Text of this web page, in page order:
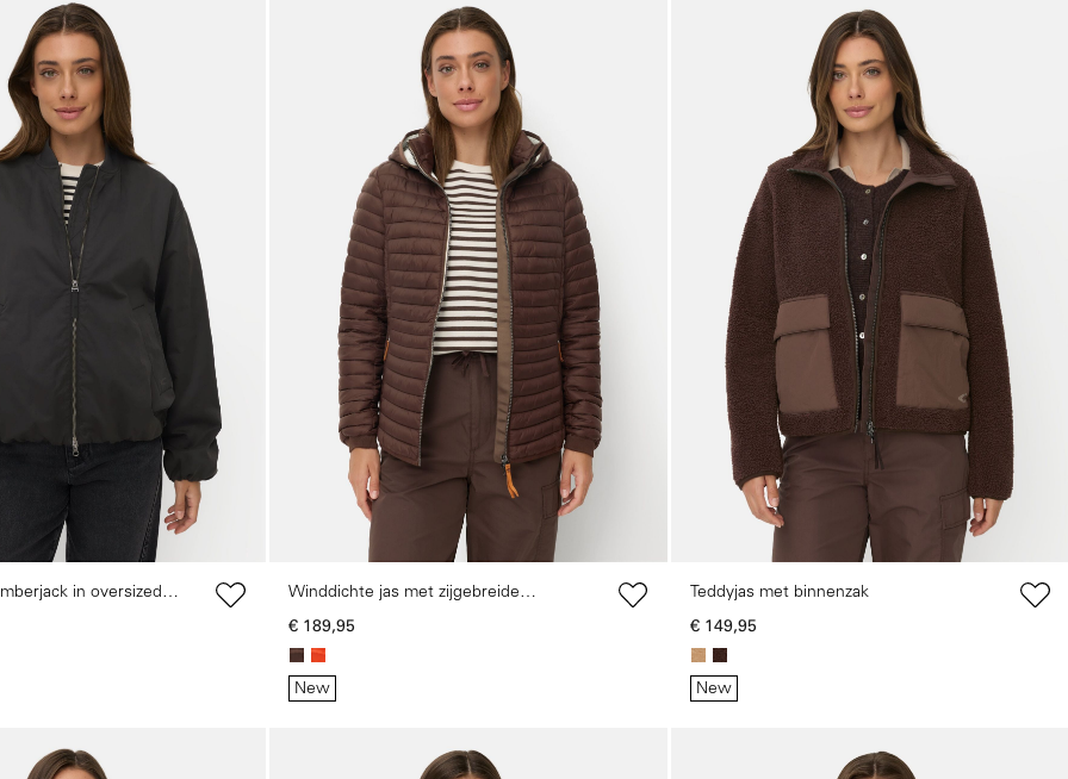
in oversized
Winddichte jas met zijgebreide
inzetstukken
€ 189,95
New
Teddyjas met binnenzak
€ 149,95
New